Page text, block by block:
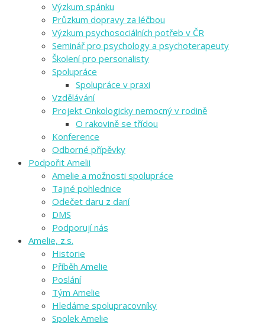
Výzkum spánku
Průzkum dopravy za léčbou
Výzkum psychosociálních potřeb v ČR
Seminář pro psychology a psychoterapeuty
Školení pro personalisty
Spolupráce
Spolupráce v praxi
Vzdělávání
Projekt Onkologicky nemocný v rodině
O rakovině se třídou
Konference
Odborné přípěvky
Podpořit Amelii
Amelie a možnosti spolupráce
Tajné pohlednice
Odečet daru z daní
DMS
Podporují nás
Amelie, z.s.
Historie
Příběh Amelie
Poslání
Tým Amelie
Hledáme spolupracovníky
Spolek Amelie